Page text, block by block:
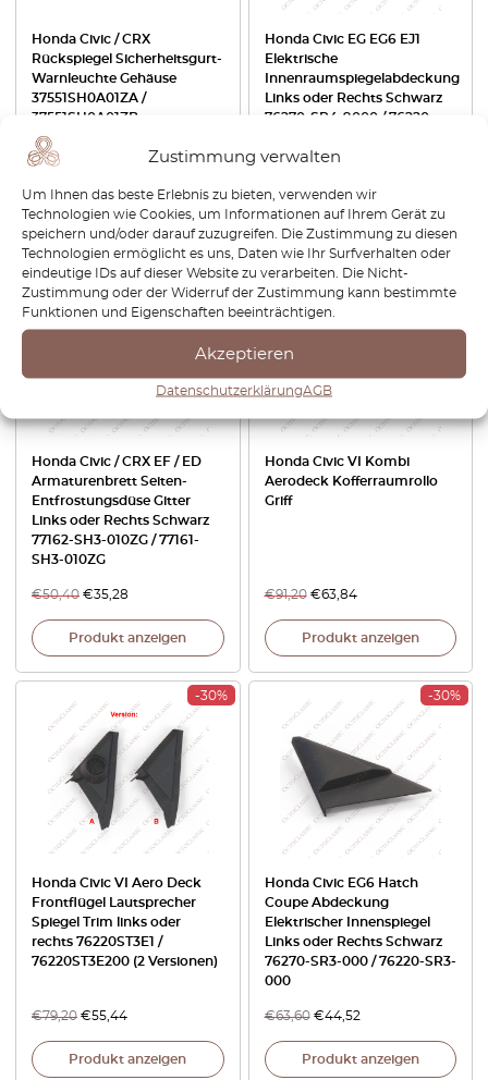
Zustimmung verwalten
Um Ihnen das beste Erlebnis zu bieten, verwenden wir
Technologien wie Cookies, um Informationen auf Ihrem Gerät zu
speichern und/oder darauf zuzugreifen. Die Zustimmung zu diesen
Technologien ermöglicht es uns, Daten wie Ihr Surfverhalten oder
eindeutige IDs auf dieser Website zu verarbeiten. Die Nicht-
Zustimmung oder der Widerruf der Zustimmung kann bestimmte
Funktionen und Eigenschaften beeinträchtigen.
Akzeptieren
DatenschutzerklärungAGB
Honda Civic / CRX
Rückspiegel Sicherheitsgurt-
Warnleuchte Gehäuse
37551SH0A01ZA /
37551SH0A01ZB
Produkt anzeigen
Honda Civic EG EG6 EJ1
Elektrische
Innenraumspiegelabdeckung
Links oder Rechts Schwarz
76270-SR4-9000 / 76220-
Produkt anzeigen
-30%
Honda Civic / CRX EF / ED
Armaturenbrett Seiten-
Entfrostungsdüse Gitter
Links oder Rechts Schwarz
77162-SH3-010ZG / 77161-
SH3-010ZG
€50,40 €35,28
Produkt anzeigen
Honda Civic VI Kombi
Aerodeck Kofferraumrollo
Griff
€91,20 €63,84
Produkt anzeigen
-30%
Honda Civic VI Aero Deck
Frontflügel Lautsprecher
Spiegel Trim links oder
rechts 76220ST3E1 /
76220ST3E200 (2 Versionen)
€79,20 €55,44
Produkt anzeigen
-30%
Honda Civic EG6 Hatch
Coupe Abdeckung
Elektrischer Innenspiegel
Links oder Rechts Schwarz
76270-SR3-000 / 76220-SR3-
000
€63,60 €44,52
Produkt anzeigen